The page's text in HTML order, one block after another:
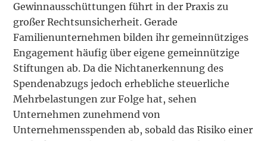
Gewinnausschüttungen führt in der Praxis zu
großer Rechtsunsicherheit. Gerade
Familienunternehmen bilden ihr gemeinnütziges
Engagement häufig über eigene gemeinnützige
Stiftungen ab. Da die Nichtanerkennung des
Spendenabzugs jedoch erhebliche steuerliche
Mehrbelastungen zur Folge hat, sehen
Unternehmen zunehmend von
Unternehmensspenden ab, sobald das Risiko einer